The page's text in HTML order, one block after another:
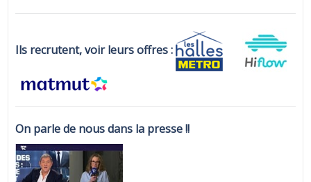
Ils recrutent, voir leurs offres :
On parle de nous dans la presse !!